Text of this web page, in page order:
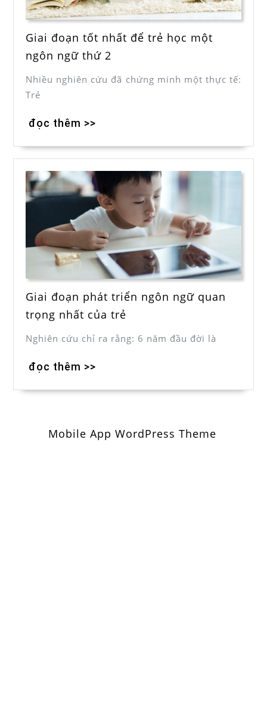
Giai đoạn tốt nhất để trẻ học một
ngôn ngữ thứ 2
Nhiều nghiên cứu đã chứng minh một thực tế:
Trẻ
đọc thêm >>
Giai đoạn phát triển ngôn ngữ quan
trọng nhất của trẻ
Nghiên cứu chỉ ra rằng: 6 năm đầu đời là
đọc thêm >>
Mobile App WordPress Theme